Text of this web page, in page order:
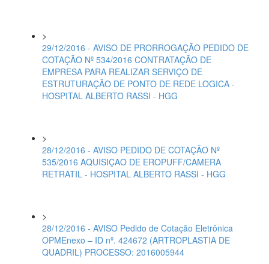
>
29/12/2016 - AVISO DE PRORROGAÇÃO PEDIDO DE
COTAÇÃO Nº 534/2016 CONTRATAÇÃO DE
EMPRESA PARA REALIZAR SERVIÇO DE
ESTRUTURAÇÃO DE PONTO DE REDE LOGICA -
HOSPITAL ALBERTO RASSI - HGG
>
28/12/2016 - AVISO PEDIDO DE COTAÇÃO Nº
535/2016 AQUISIÇAO DE EROPUFF/CAMERA
RETRATIL - HOSPITAL ALBERTO RASSI - HGG
>
28/12/2016 - AVISO Pedido de Cotação Eletrônica
OPMEnexo – ID nº. 424672 (ARTROPLASTIA DE
QUADRIL) PROCESSO: 2016005944